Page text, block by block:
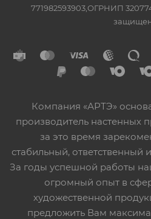
771982593903,ОГРНИП
Компания «АРТЭ»
производитель настенных
за это время
стабильный,
За годы успешной работы
огромный опыт в
художественной
предложить Вам